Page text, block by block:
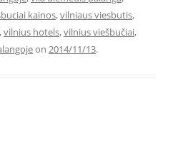
kainos,vilniaus viesbutis,
,vilnius hotels,vilnius viešbučiai,
on 2014/11/13.